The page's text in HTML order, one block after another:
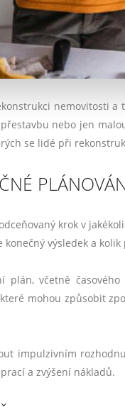
nemovitosti a
nebo jen
se lidé při
krok v
konečný výsledek a
plán, včetně
mohou způsobit
impulzivním
a zvýšení nákladů.